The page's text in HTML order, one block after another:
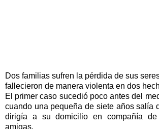
Dos familias sufren la pérdida de sus
fallecieron de manera violenta en dos
El primer caso sucedió poco antes del
cuando una pequeña de siete años salía
dirigía a su domicilio en compañía
amigas.